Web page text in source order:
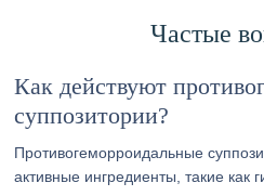
Частые
Как действуют
суппозитории?
Противогеморроидальные
активные ингредиенты, такие как